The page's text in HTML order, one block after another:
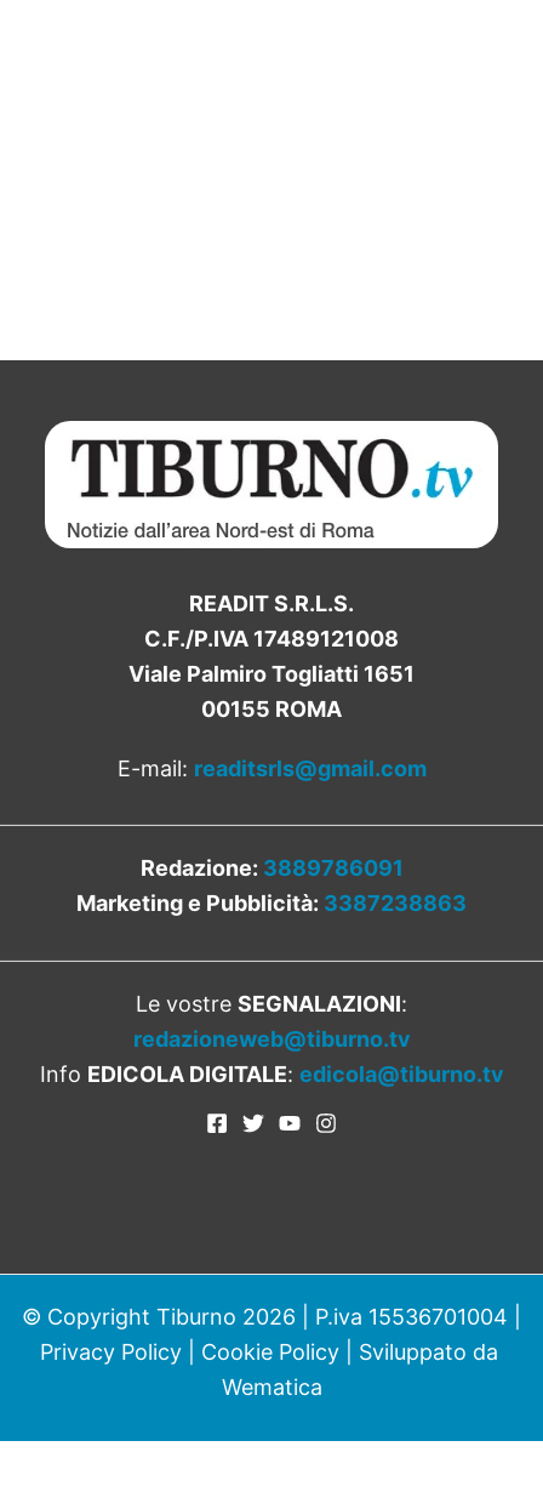
READIT S.R.L.S.
C.F./P.IVA 17489121008
Viale Palmiro Togliatti 1651
00155 ROMA
E-mail: readitsrls@gmail.com
Redazione: 3889786091
Marketing e Pubblicità: 3387238863
Le vostre SEGNALAZIONI:
redazioneweb@tiburno.tv
Info EDICOLA DIGITALE: edicola@tiburno.tv
© Copyright Tiburno 2026 | P.iva 15536701004 |
Privacy Policy| Cookie Policy| Sviluppato da
Wematica